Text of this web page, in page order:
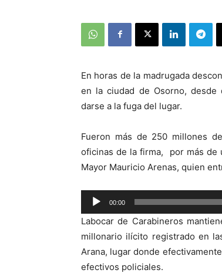
En horas de la madrugada
en la ciudad de Osorno, desde
darse a la fuga del lugar.
Fueron más de 250 millones
oficinas de la firma, por más de
Mayor Mauricio Arenas, quien
Reproductor
de
audio
00:00
Labocar de Carabineros
millonario ilícito registrado en
Arana, lugar donde
efectivos policiales.